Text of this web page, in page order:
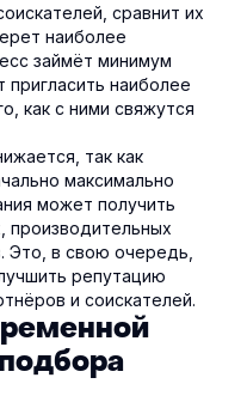
сравнит их
наиболее
займёт минимум
пригласить наиболее
как с ними свяжутся
так как
максимально
может получить
производительных
Это, в свою очередь,
репутацию
и соискателей.